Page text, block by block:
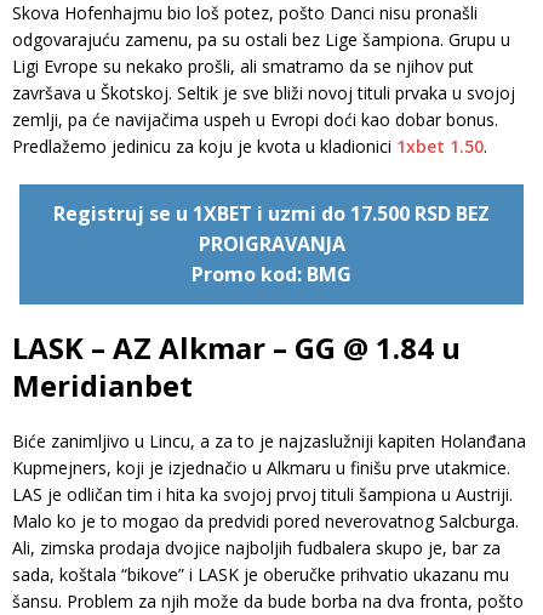
Skova Hofenhajmu bio loš potez, pošto Danci nisu pronašli
odgovarajuću zamenu, pa su ostali bez Lige šampiona. Grupu u
Ligi Evrope su nekako prošli, ali smatramo da se njihov put
završava u Škotskoj. Seltik je sve bliži novoj tituli prvaka u svojoj
zemlji, pa će navijačima uspeh u Evropi doći kao dobar bonus.
Predlažemo jedinicu za koju je kvota u kladionici 1xbet 1.50.
Registruj se u 1XBET i uzmi do 17.500 RSD BEZ
PROIGRAVANJA
Promo kod: BMG
LASK – AZ Alkmar – GG @ 1.84 u
Meridianbet
Biće zanimljivo u Lincu, a za to je najzaslužniji kapiten Holanđana
Kupmejners, koji je izjednačio u Alkmaru u finišu prve utakmice.
LAS je odličan tim i hita ka svojoj prvoj tituli šampiona u Austriji.
Malo ko je to mogao da predvidi pored neverovatnog Salcburga.
Ali, zimska prodaja dvojice najboljih fudbalera skupo je, bar za
sada, koštala “bikove” i LASK je oberučke prihvatio ukazanu mu
šansu. Problem za njih može da bude borba na dva fronta, pošto